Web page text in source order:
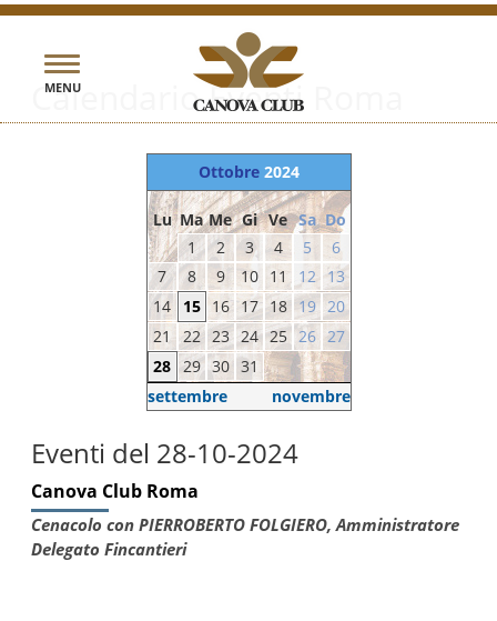
Toggle
navigation
MENU
Calendario Eventi Roma
Ottobre2024
Lu Ma Me Gi Ve Sa Do
1
2 3 4 5
6
7
8 9 10 11 12
13
14
15 16 17 18 19 20
21
22 23 24 25 26 27
28 29 30 31
settembre
novembre
Eventi del 28-10-2024
Canova Club Roma
Cenacolo con PIERROBERTO FOLGIERO, Amministratore
Delegato Fincantieri